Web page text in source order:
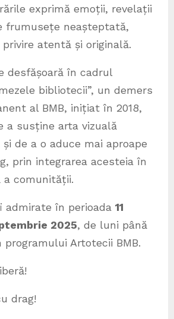
exprimă emoții, revelații
frumusețe neașteptată,
atentă și originală.
desfășoară în cadrul
bibliotecii”, un demers
al BMB, inițiat în 2018,
a susține arta vizuală
de a o aduce mai aproape
prin integrarea acesteia în
comunității.
în perioada 11
2025, de luni până
programului Artotecii BMB.
drag!